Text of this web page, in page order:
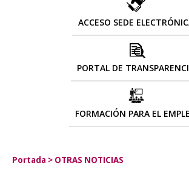
ACCESO SEDE
PORTAL DE
FORMACIÓN PARA EL
Portada > OTRAS NOTICIAS